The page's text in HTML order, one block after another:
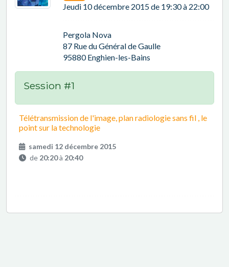
Jeudi 10 décembre 2015 de 19:30 à 22:00
Pergola Nova
87 Rue du Général de Gaulle
95880 Enghien-les-Bains
Session #1
Télétransmission de l'image, plan radiologie sans fil , le
point sur la technologie
samedi 12 décembre 2015
de 20:20à 20:40